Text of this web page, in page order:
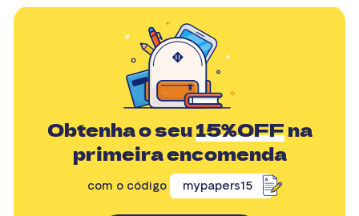
Obtenha o seu15%OFFna
primeira encomenda
com o código mypapers15